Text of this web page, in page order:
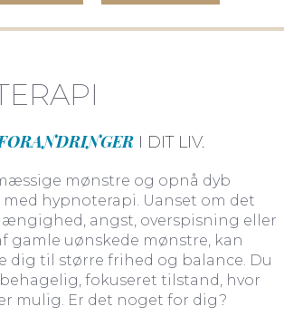
I DIT LIV.
mønstre og opnå dyb
hypnoterapi. Uanset om det
angst, overspisning eller
gamle uønskede mønstre, kan
dig til større frihed og balance. Du
fokuseret tilstand, hvor
mulig. Er det noget for dig?